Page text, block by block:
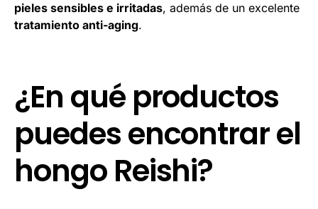
pieles sensibles e irritadas, además de un excelente
tratamiento anti-aging.
¿En qué productos
puedes encontrar el
hongo Reishi?